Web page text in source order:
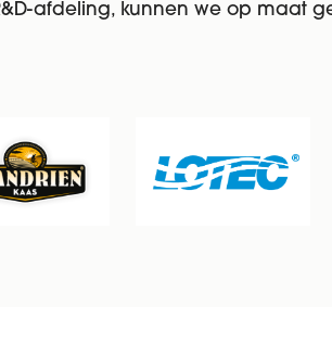
afdeling, kunnen we op maat